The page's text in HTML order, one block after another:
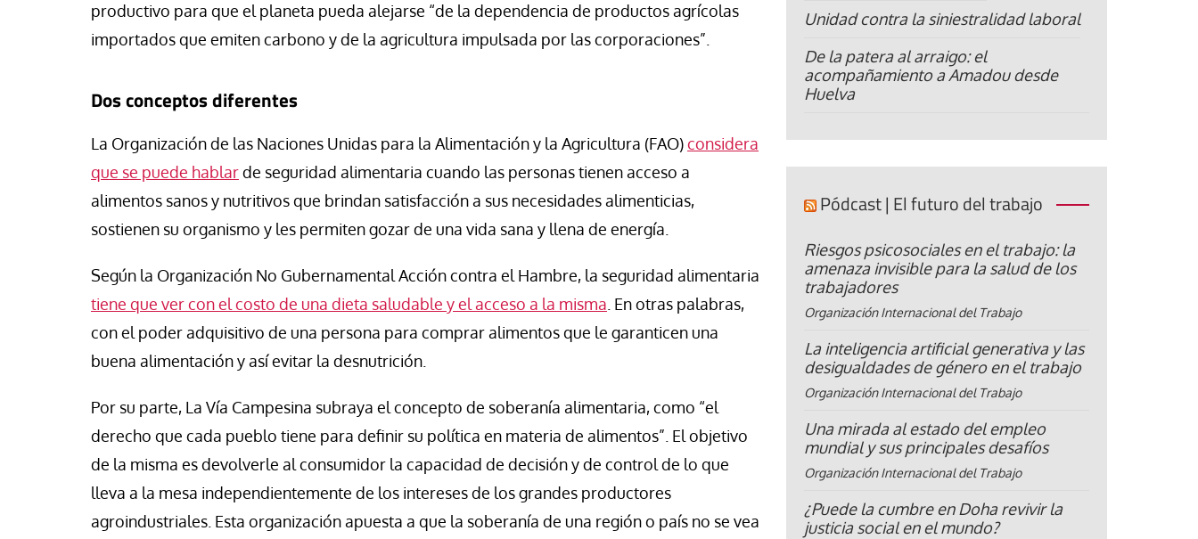
productivo para que el planeta pueda alejarse “de la dependencia de productos agrícolas
importados que emiten carbono y de la agricultura impulsada por las corporaciones”.
Dos conceptos diferentes
La Organización de las Naciones Unidas para la Alimentación y la Agricultura (FAO)considera
que se puede hablarde seguridad alimentaria cuando las personas tienen acceso a
alimentos sanos y nutritivos que brindan satisfacción a sus necesidades alimenticias,
sostienen su organismo y les permiten gozar de una vida sana y llena de energía.
Según la Organización No Gubernamental Acción contra el Hambre, la seguridad alimentaria
tiene que ver con el costo de una dieta saludable y el acceso a la misma . En otras palabras,
con el poder adquisitivo de una persona para comprar alimentos que le garanticen una
buena alimentación y así evitar la desnutrición.
Por su parte, La Vía Campesina subraya el concepto de soberanía alimentaria, como “el
derecho que cada pueblo tiene para definir su política en materia de alimentos”. El objetivo
de la misma es devolverle al consumidor la capacidad de decisión y de control de lo que
lleva a la mesa independientemente de los intereses de los grandes productores
agroindustriales. Esta organización apuesta a que la soberanía de una región o país no se vea
Unidad contra la siniestralidad laboral
De la patera al arraigo: el
acompañamiento a Amadou desde
Huelva
Pódcast | El futuro del trabajo
Riesgos psicosociales en el trabajo: la
amenaza invisible para la salud de los
trabajadores
Organización Internacional del Trabajo
La inteligencia artificial generativa y las
desigualdades de género en el trabajo
Organización Internacional del Trabajo
Una mirada al estado del empleo
mundial y sus principales desafíos
Organización Internacional del Trabajo
¿Puede la cumbre en Doha revivir la
justicia social en el mundo?